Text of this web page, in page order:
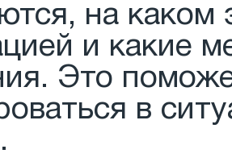
на каком
и какие
Это
в